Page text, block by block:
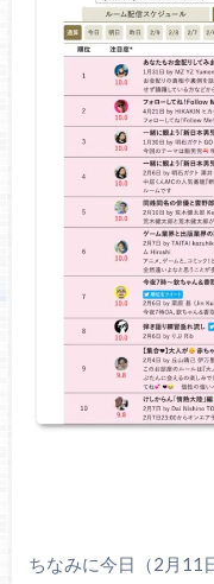
ちなみに今日（2月11